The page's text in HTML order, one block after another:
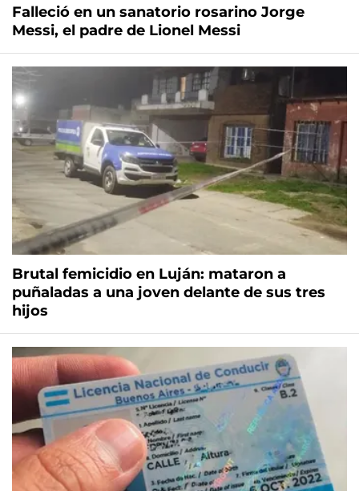
Falleció en un sanatorio rosarino Jorge
Messi, el padre de Lionel Messi
Brutal femicidio en Luján: mataron a
puñaladas a una joven delante de sus tres
hijos